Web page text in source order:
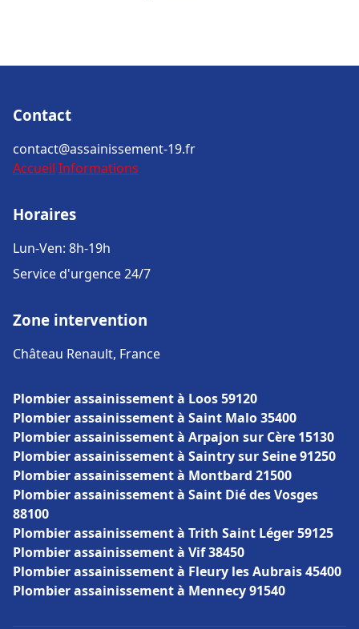
Contact
contact@assainissement-19.fr
Accueil Informations
Horaires
Lun-Ven: 8h-19h
Service d'urgence 24/7
Zone intervention
Château Renault, France
Plombier assainissement à Loos 59120
Plombier assainissement à Saint Malo 35400
Plombier assainissement à Arpajon sur Cère 15130
Plombier assainissement à Saintry sur Seine 91250
Plombier assainissement à Montbard 21500
Plombier assainissement à Saint Dié des Vosges
88100
Plombier assainissement à Trith Saint Léger 59125
Plombier assainissement à Vif 38450
Plombier assainissement à Fleury les Aubrais 45400
Plombier assainissement à Mennecy 91540